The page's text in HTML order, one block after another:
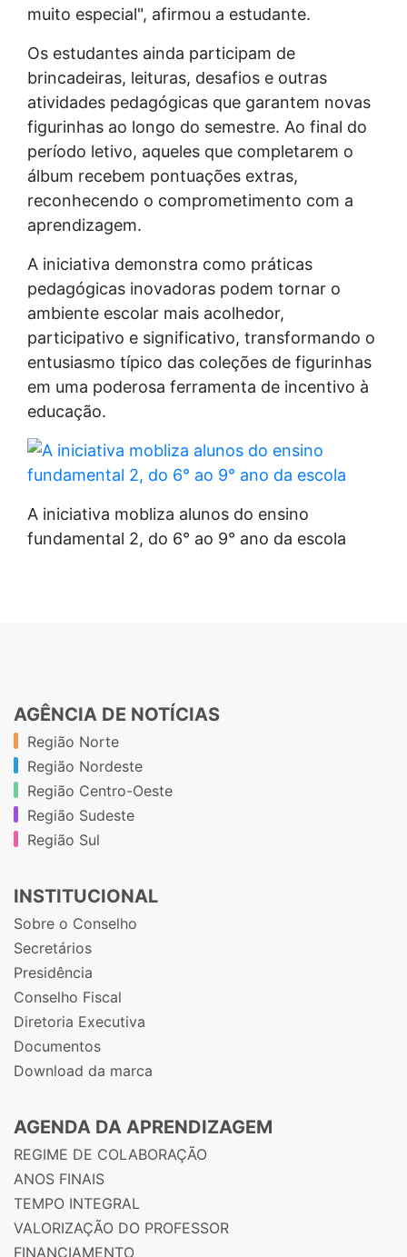
muito especial", afirmou a estudante.
Os estudantes ainda participam de
brincadeiras, leituras, desafios e outras
atividades pedagógicas que garantem novas
figurinhas ao longo do semestre. Ao final do
período letivo, aqueles que completarem o
álbum recebem pontuações extras,
reconhecendo o comprometimento com a
aprendizagem.
A iniciativa demonstra como práticas
pedagógicas inovadoras podem tornar o
ambiente escolar mais acolhedor,
participativo e significativo, transformando o
entusiasmo típico das coleções de figurinhas
em uma poderosa ferramenta de incentivo à
educação.
A iniciativa mobliza alunos do ensino
fundamental 2, do 6° ao 9° ano da escola
AGÊNCIA DE NOTÍCIAS
Região Norte
Região Nordeste
Região Centro-Oeste
Região Sudeste
Região Sul
INSTITUCIONAL
Sobre o Conselho
Secretários
Presidência
Conselho Fiscal
Diretoria Executiva
Documentos
Download da marca
AGENDA DA APRENDIZAGEM
REGIME DE COLABORAÇÃO
ANOS FINAIS
TEMPO INTEGRAL
VALORIZAÇÃO DO PROFESSOR
FINANCIAMENTO